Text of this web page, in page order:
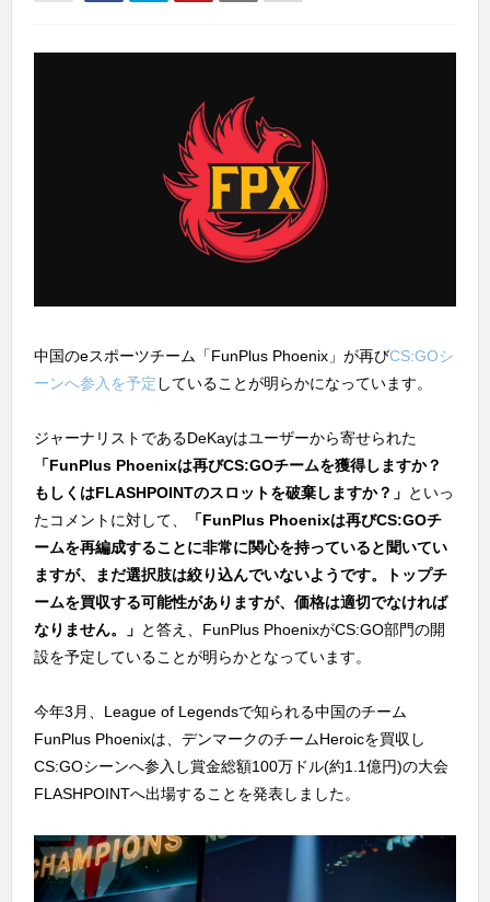
中国のeスポーツチーム「FunPlus Phoenix」が再びCS:GOシ
ーンへ参入を予定 していることが明らかになっています。
ジャーナリストであるDeKayはユーザーから寄せられた
「FunPlus Phoenixは再びCS:GOチームを獲得しますか？
もしくはFLASHPOINTのスロットを破棄しますか？」 といっ
たコメントに対して、
「FunPlus Phoenixは再びCS:GOチ
ームを再編成することに非常に関心を持っていると聞いてい
ますが、まだ選択肢は絞り込んでいないようです。トップチ
ームを買収する可能性がありますが、価格は適切でなければ
なりません。」 と答え、FunPlus PhoenixがCS:GO部門の開
設を予定していることが明らかとなっています。
今年3月、League of Legendsで知られる中国のチーム
FunPlus Phoenixは、デンマークのチームHeroicを買収し
CS:GOシーンへ参入し賞金総額100万ドル(約1.1億円)の大会
FLASHPOINTへ出場することを発表しました。